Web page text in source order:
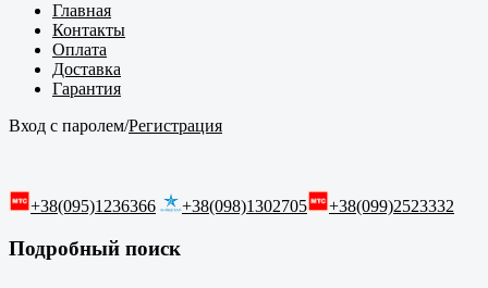
Главная
Контакты
Оплата
Доставка
Гарантия
Вход с паролем/Регистрация
+38(095)1236366 +38(098)1302705 +38(099)2523332
Подробный поиск